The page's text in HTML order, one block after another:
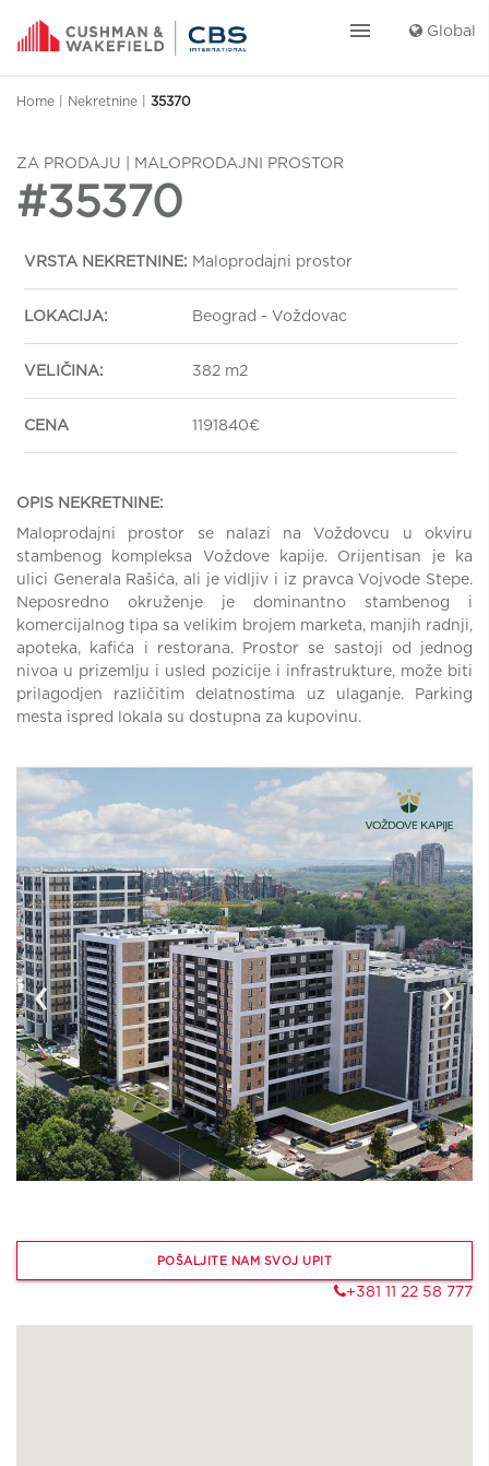
menu Global
Home Nekretnine 35370
ZA PRODAJU | MALOPRODAJNI PROSTOR
#35370
VRSTA NEKRETNINE: Maloprodajni prostor
LOKACIJA: Beograd - Voždovac
VELIČINA: 382 m2
CENA 1191840€
OPIS NEKRETNINE:
Maloprodajni prostor se nalazi na Voždovcu u okviru
stambenog kompleksa Voždove kapije. Orijentisan je ka
ulici Generala Rašića, ali je vidljiv i iz pravca Vojvode Stepe.
Neposredno okruženje je dominantno stambenog i
komercijalnog tipa sa velikim brojem marketa, manjih radnji,
apoteka, kafića i restorana. Prostor se sastoji od jednog
nivoa u prizemlju i usled pozicije i infrastrukture, može biti
prilagodjen različitim delatnostima uz ulaganje. Parking
mesta ispred lokala su dostupna za kupovinu.
‹ ›
POŠALJITE NAM SVOJ UPIT
+381 11 22 58 777